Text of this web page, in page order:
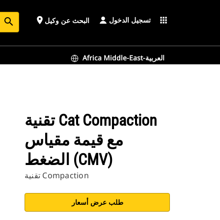
search place البحث عن وكيل تسجيل الدخول apps
Africa Middle-East-العربية
تقنية Cat Compaction
مع قيمة مقياس
الضغط (CMV)
تقنية Compaction
طلب عرض أسعار